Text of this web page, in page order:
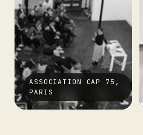
ASSOCIATION CAP 75,
PARIS